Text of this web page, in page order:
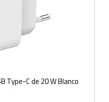
Type-C de 20 W Blanco